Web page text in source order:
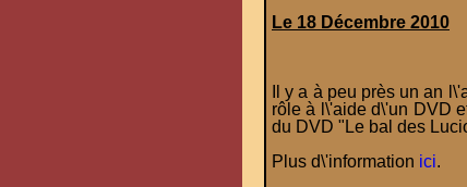
Le 18 Décembre 2010
Il y a à peu près un an
rôle à l\'aide d\'un DVD
du DVD "Le bal des
Plus d\'information ici.